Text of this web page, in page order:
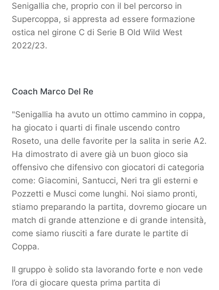
Senigallia che, proprio con il bel percorso in
Supercoppa, si appresta ad essere formazione
ostica nel girone C di Serie B Old Wild West
2022/23.
Coach Marco Del Re
"Senigallia ha avuto un ottimo cammino in coppa,
ha giocato i quarti di finale uscendo contro
Roseto, una delle favorite per la salita in serie A2.
Ha dimostrato di avere già un buon gioco sia
offensivo che difensivo con giocatori di categoria
come: Giacomini, Santucci, Neri tra gli esterni e
Pozzetti e Musci come lunghi. Noi siamo pronti,
stiamo preparando la partita, dovremo giocare un
match di grande attenzione e di grande intensità,
come siamo riusciti a fare durate le partite di
Coppa.
Il gruppo è solido sta lavorando forte e non vede
l’ora di giocare questa prima partita di